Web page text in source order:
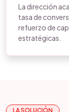
La dirección
tasa de
refuerzo de
estratégicas.
LA SOLUCIÓN